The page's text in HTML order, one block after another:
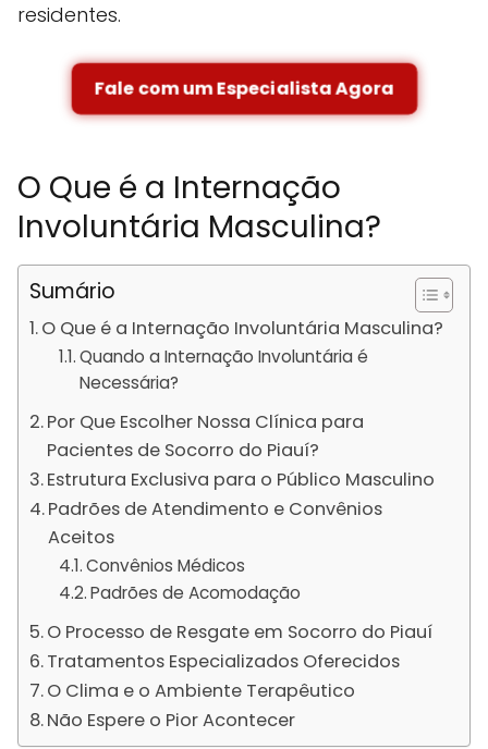
residentes.
Fale com um Especialista Agora
O Que é a Internação
Involuntária Masculina?
Sumário
O Que é a Internação Involuntária Masculina?
Quando a Internação Involuntária é
Necessária?
Por Que Escolher Nossa Clínica para
Pacientes de Socorro do Piauí?
Estrutura Exclusiva para o Público Masculino
Padrões de Atendimento e Convênios
Aceitos
Convênios Médicos
Padrões de Acomodação
O Processo de Resgate em Socorro do Piauí
Tratamentos Especializados Oferecidos
O Clima e o Ambiente Terapêutico
Não Espere o Pior Acontecer